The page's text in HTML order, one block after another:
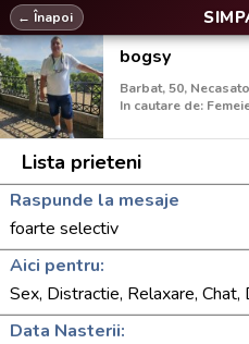
← Înapoi
bogsy
Barbat, 50,
In cautare de:
Lista prieteni
Raspunde la mesaje
foarte selectiv
Aici pentru:
Sex, Distractie, Relaxare, Chat,
Data Nasterii: